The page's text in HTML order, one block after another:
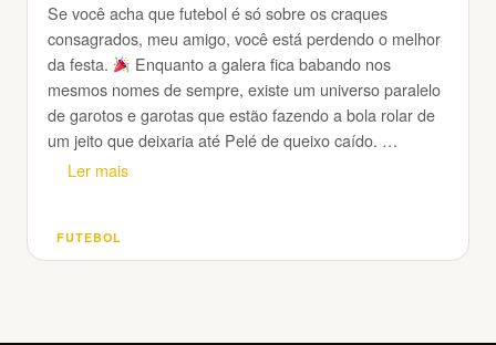
Se você acha que futebol é só sobre os craques
consagrados, meu amigo, você está perdendo o melhor
da festa.
Enquanto a galera fica babando nos
mesmos nomes de sempre, existe um universo paralelo
de garotos e garotas que estão fazendo a bola rolar de
um jeito que deixaria até Pelé de queixo caído. …
Ler mais
Categorias
FUTEBOL